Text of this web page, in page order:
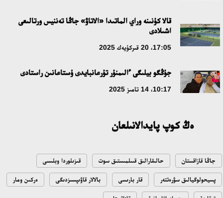
ۇلتتىق ءارحيۆتىڭ اشىلعانىنا 20 جىل: نەگىزگى جەتىستىكتەرى مەن
دامۋ باعىتى
مەملەكەت باسشىسى كوبەيتۇز كولىنىڭ جاي-كۇيىنە نازار اۋداردى
التىن وردا تاريحىن وقىتۋدىڭ يننوۆاسيالىق تاسىلدەرى ەنگىزىلەدى
قازاقستان ۇقك: ۋاقىت سىن-قاتەرلەرى جانە ۇلتتىق مۇددەنى قورعاۋ
17:49، 13 شىلدە 2026
قالا كۇنىنە وراي الماتىدا «الاتاۋ» جاڭا تەننيس ورتالىعى
اشىلادى
17:05، 20 قىركۇيەك 2025
جۇڭگو بيلىگى ءالىمنۇر تۇرعانبايدى ۇستاعانىن راستادى
10:17، 14 تامىز 2025
ەڭ كوپ پايدالانىلعان
جاڭا قازاقستان حالىقارالىق قىىلمىستىق سوت قىزىلوردا وبلىسى
پسيحولوگيالىق سۋرەتتەر قار بارىسى بالالار قاۋىپسىزدىگى ەركىن ومار